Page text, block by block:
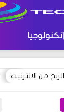
تكنولوجيا
الربح من الانترنيت